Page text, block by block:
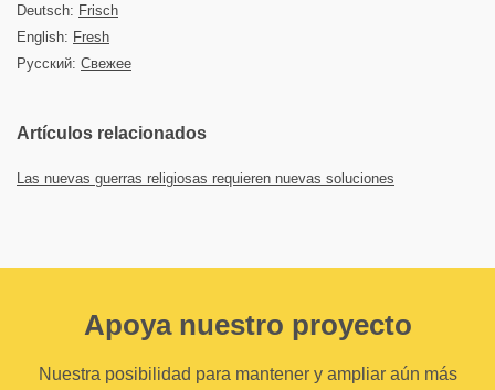
Deutsch: Frisch
English: Fresh
Русский: Свежее
Artículos relacionados
Las nuevas guerras religiosas requieren nuevas soluciones
Apoya nuestro proyecto
Nuestra posibilidad para mantener y ampliar aún más